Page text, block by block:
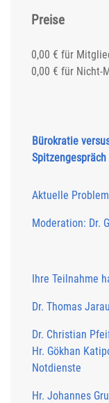
Preise
0,00 € für
0,00 € für Nicht-
Bürokratie
Spitzengespräch
Aktuelle
Moderation: Dr.
Ihre Teilnahme
Dr. Thomas
Dr. Christian
Hr. Gökhan
Notdienste
Hr. Johannes